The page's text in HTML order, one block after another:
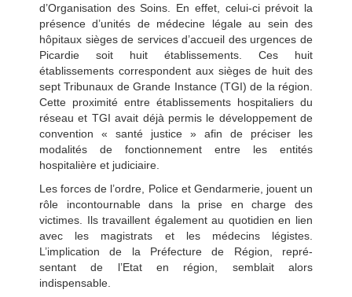
d’Organisation des Soins. En effet, celui-ci prévoit la
présence d’unités de médecine légale au sein des
hôpitaux sièges de services d’accueil des urgences de
Picardie soit huit établissements. Ces huit
établissements correspondent aux sièges de huit des
sept Tribunaux de Grande Instance (TGI) de la région.
Cette proximité entre établissements hospitaliers du
réseau et TGI avait déjà permis le développement de
convention « santé justice » afin de préciser les
modalités de fonctionnement entre les entités
hospitalière et judiciaire.
Les forces de l’ordre, Police et Gendarmerie, jouent un
rôle incontournable dans la prise en charge des
victimes. Ils travaillent également au quotidien en lien
avec les magistrats et les médecins légistes.
L’implication de la Préfecture de Région, repré-
sentant de l’Etat en région, semblait alors
indispensable.